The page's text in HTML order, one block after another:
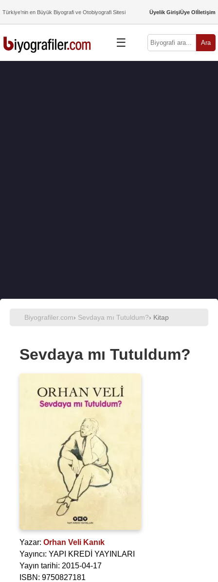
Türkiye’nin en Büyük Biyografi ve Otobiyografi Sitesi Üyelik GirişiÜye Olİletişim
☰ Ara
Biyografiler.com› Sevdaya mı Tutuldum?› Kitap
Sevdaya mı Tutuldum?
Yazar: Orhan Veli Kanık
Yayıncı: YAPI KREDİ YAYINLARI
Yayın tarihi: 2015-04-17
ISBN: 9750827181